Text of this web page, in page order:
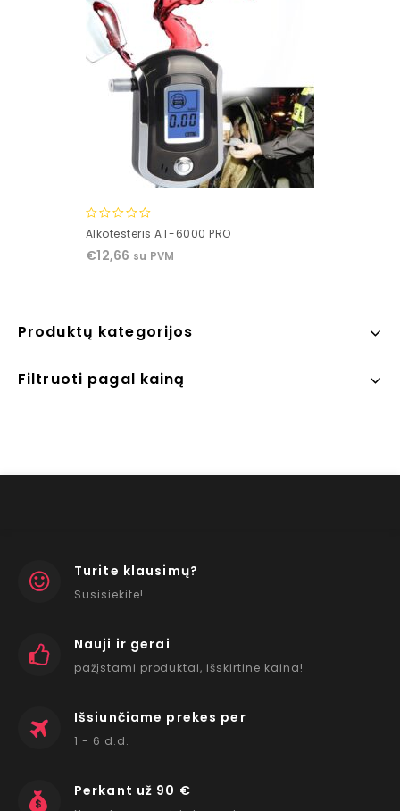
0
of
Alkotesteris AT-6000 PRO
€12,66 su PVM
Produktų kategorijos
Filtruoti pagal kainą
Turite klausimų?
Susisiekite!
Nauji ir gerai
pažįstami produktai, išskirtine kaina!
Išsiunčiame prekes per
1 - 6 d.d.
Perkant už 90 €